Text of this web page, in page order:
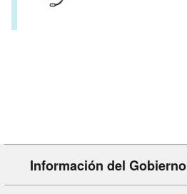
Información del Gobierno